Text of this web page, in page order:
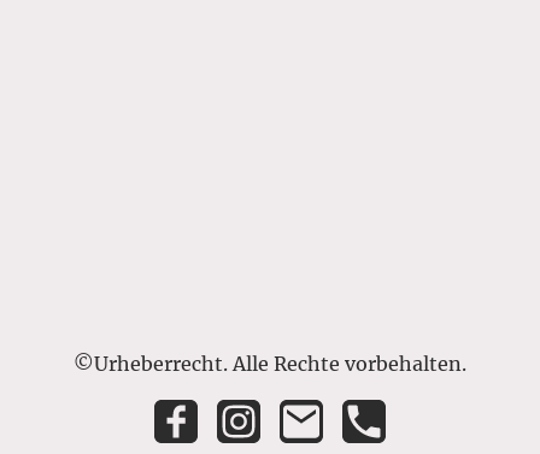
©Urheberrecht. Alle Rechte vorbehalten.